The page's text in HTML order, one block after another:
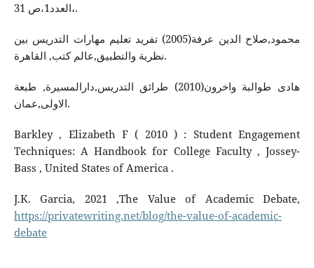
،العدد1،ص 31.
محمود,صلاح الدين عرفة(2005) تفريد تعليم مهارات التدريس بين
نظرية والتطبيق,عالم كتب, القاهرة.
هادى طوالبة واخرون(2010) طرائق التدريس,دارالمسيرة, طبعة
الاولى,عمان.
Barkley , Elizabeth F ( 2010 ) : Student Engagement
Techniques: A Handbook for College Faculty , Jossey-
Bass , United States of America .
J.K. Garcia, 2021 ,The Value of Academic Debate,
https://privatewriting.net/blog/the-value-of-academic-
debate